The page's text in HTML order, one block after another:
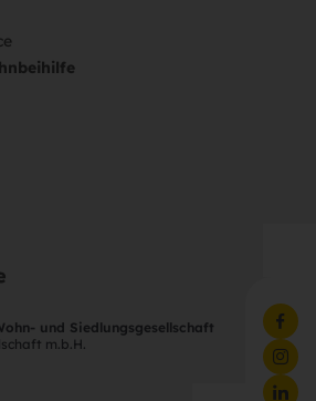
und Siedlungsgesellschaft
m.b.H.